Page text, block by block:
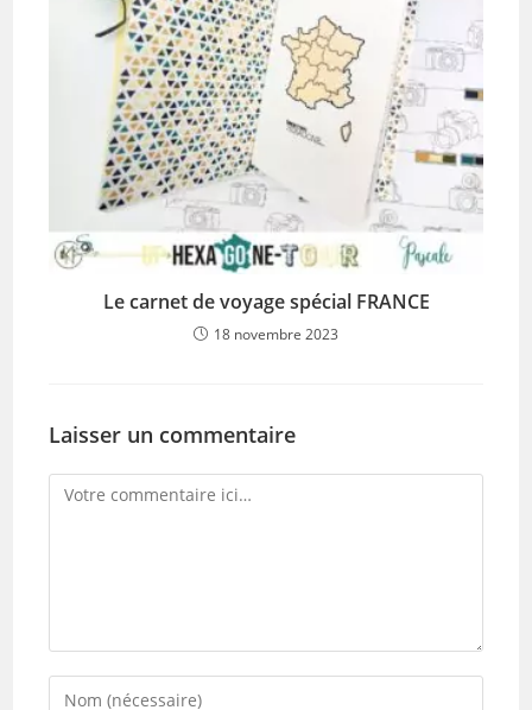
Le carnet de voyage spécial FRANCE
18 novembre 2023
Laisser un commentaire
Comment
Enter